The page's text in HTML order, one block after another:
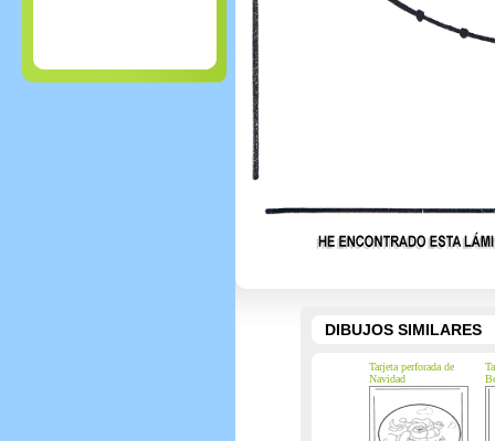
DIBUJOS SIMILARES
Tarjeta perforada de
Navidad